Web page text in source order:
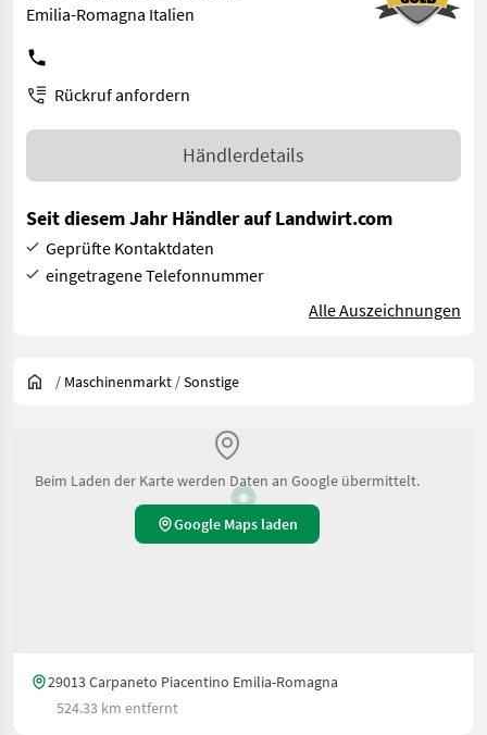
Emilia-Romagna Italien
Rückruf anfordern
Händlerdetails
Seit diesem Jahr Händler auf Landwirt.com
Geprüfte Kontaktdaten
eingetragene Telefonnummer
Alle Auszeichnungen
/ Maschinenmarkt /Sonstige
Beim Laden der Karte werden Daten an Google übermittelt.
Google Maps laden
29013 Carpaneto Piacentino Emilia-Romagna
524.33 km entfernt